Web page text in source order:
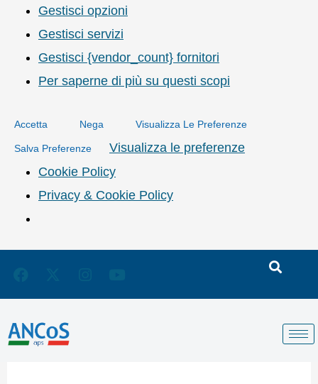
Gestisci opzioni
Gestisci servizi
Gestisci {vendor_count} fornitori
Per saperne di più su questi scopi
Accetta Nega Visualizza Le Preferenze
Salva Preferenze
Visualizza le preferenze
Cookie Policy
Privacy & Cookie Policy